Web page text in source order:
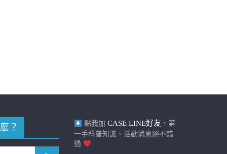
？ 點我加 CASE LINE好友 ，第
一手科普知識、活動消息絕不錯
過